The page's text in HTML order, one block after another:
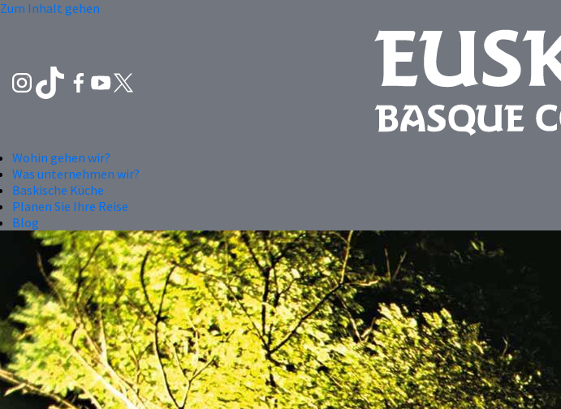
Zum Inhalt gehen
Wohin gehen wir?
Was unternehmen wir?
Baskische Küche
Planen Sie Ihre Reise
Blog